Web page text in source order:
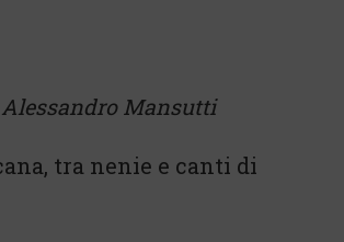
Alessandro Mansutti
tra nenie e canti di